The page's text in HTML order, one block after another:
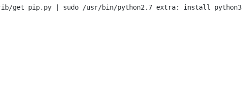
get-pip.py | sudo /usr/bin/python2.7-extra: install python3